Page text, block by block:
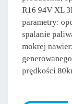
R16 94V XL
parametry:
spalanie
mokrej
prędkości